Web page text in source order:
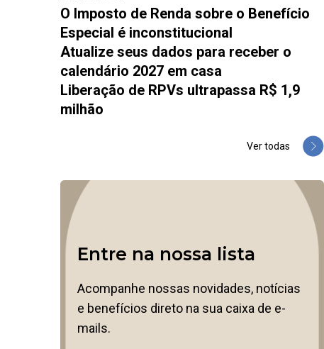
O Imposto de Renda sobre o Benefício
Especial é inconstitucional
Atualize seus dados para receber o
calendário 2027 em casa
Liberação de RPVs ultrapassa R$ 1,9
milhão
Ver todas
Entre na nossa lista
Acompanhe nossas novidades, notícias
e benefícios direto na sua caixa de e-
mails.